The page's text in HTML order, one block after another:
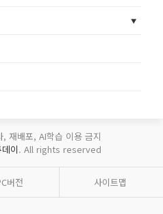
재배포, AI학습 이용 금지
이. All rights reserved
버전 사이트맵